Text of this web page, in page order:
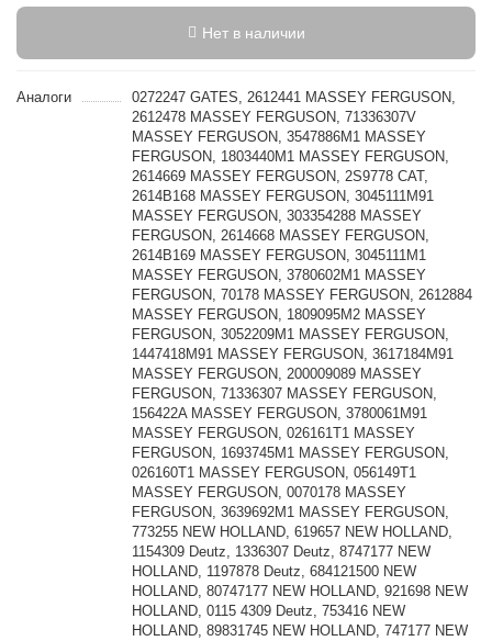
Нет в наличии
Аналоги
0272247 GATES, 2612441 MASSEY FERGUSON,
2612478 MASSEY FERGUSON, 71336307V
MASSEY FERGUSON, 3547886M1 MASSEY
FERGUSON, 1803440M1 MASSEY FERGUSON,
2614669 MASSEY FERGUSON, 2S9778 CAT,
2614B168 MASSEY FERGUSON, 3045111M91
MASSEY FERGUSON, 303354288 MASSEY
FERGUSON, 2614668 MASSEY FERGUSON,
2614B169 MASSEY FERGUSON, 3045111M1
MASSEY FERGUSON, 3780602M1 MASSEY
FERGUSON, 70178 MASSEY FERGUSON, 2612884
MASSEY FERGUSON, 1809095M2 MASSEY
FERGUSON, 3052209M1 MASSEY FERGUSON,
1447418M91 MASSEY FERGUSON, 3617184M91
MASSEY FERGUSON, 200009089 MASSEY
FERGUSON, 71336307 MASSEY FERGUSON,
156422A MASSEY FERGUSON, 3780061M91
MASSEY FERGUSON, 026161T1 MASSEY
FERGUSON, 1693745M1 MASSEY FERGUSON,
026160T1 MASSEY FERGUSON, 056149T1
MASSEY FERGUSON, 0070178 MASSEY
FERGUSON, 3639692M1 MASSEY FERGUSON,
773255 NEW HOLLAND, 619657 NEW HOLLAND,
1154309 Deutz, 1336307 Deutz, 8747177 NEW
HOLLAND, 1197878 Deutz, 684121500 NEW
HOLLAND, 80747177 NEW HOLLAND, 921698 NEW
HOLLAND, 0115 4309 Deutz, 753416 NEW
HOLLAND, 89831745 NEW HOLLAND, 747177 NEW